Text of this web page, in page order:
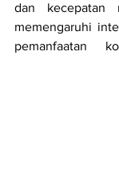
dan kecepatan
memengaruhi
pemanfaatan